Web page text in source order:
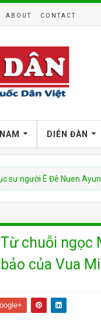
ABOUT CONTACT
DIỄN ĐÀN
Ê Đê Nuen Ayun bị xử
Từ chuỗi
của Vua